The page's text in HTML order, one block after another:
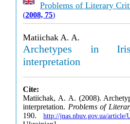
Problems of Literary
(2008, 75)
Matiichak A. A.
Archetypes in
interpretation
Cite:
Matiichak, A. A. (2008).
interpretation. Problems of
190. http://jnas.nbuv.gov.ua/article/